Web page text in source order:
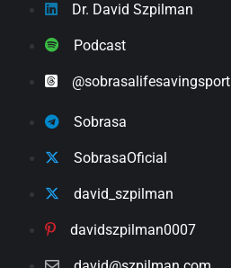
Dr. David Szpilman
Podcast
@sobrasalifesavingsport
Sobrasa
SobrasaOficial
david_szpilman
davidszpilman0007